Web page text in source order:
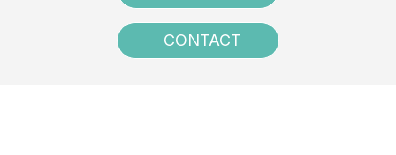
CONTACT